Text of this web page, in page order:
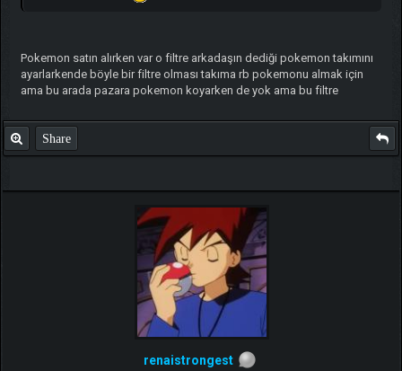
Pokemon satın alırken var o filtre arkadaşın dediği pokemon takımını
ayarlarkende böyle bir filtre olması takıma rb pokemonu almak için
ama bu arada pazara pokemon koyarken de yok ama bu filtre
Share
renaistrongest